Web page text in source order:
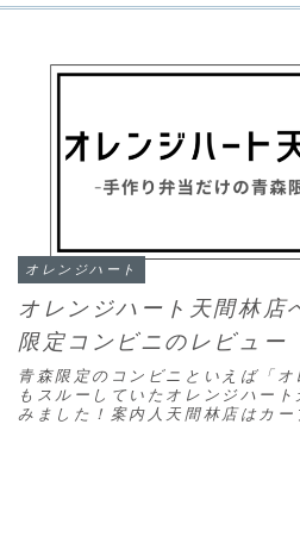
オレンジハート
オレンジハート天間林店
限定コンビニのレビュー
青森限定のコンビニといえば「
もスルーしていたオレンジハー
みました！案内人天間林店はカー